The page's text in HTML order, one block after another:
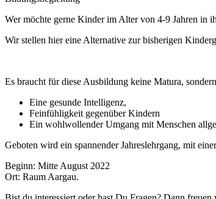
Wer möchte gerne Kinder im Alter von 4-9 Jahren in
Wir stellen hier eine Alternative zur bisherigen
Es braucht für diese Ausbildung keine Matura, sondern
Eine gesunde Intelligenz,
Feinfühligkeit gegenüber Kindern
Ein wohlwollender Umgang mit Menschen
Geboten wird ein spannender Jahreslehrgang, mit
Beginn: Mitte August 2022
Ort: Raum Aargau.